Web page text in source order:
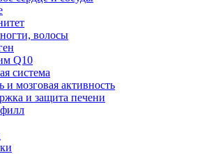
волосы
Q10
система
и мозговая активность
и защита печени